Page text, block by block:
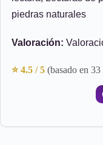
piedras naturales
Valoración:
⭐ 4.5 / 5 (basado en